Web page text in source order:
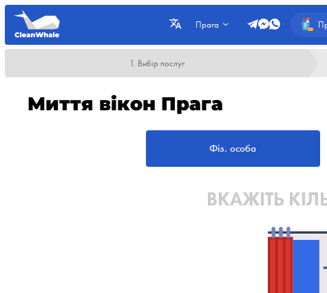
Прага
1. Вибір послуг
Миття вікон Прага
Фіз. особа
ВКАЖІТЬ